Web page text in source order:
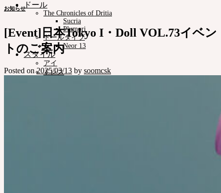
ドール
The Chronicles of Dritia
Sucria
Plumori
ドールタイプ
Neor 13
スタイル
アイ
ドレス
お知らせ
[Event]日本Tokyo I・Doll VOL.73イベン
トのご案内
Posted on2025/03/13 by soomcsk